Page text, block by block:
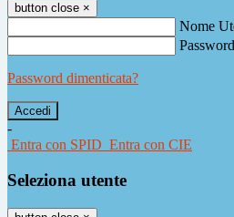
button close ×
Nome
Password
Password dimenticata?
-
Entra con SPID Entra con CIE
Seleziona utente